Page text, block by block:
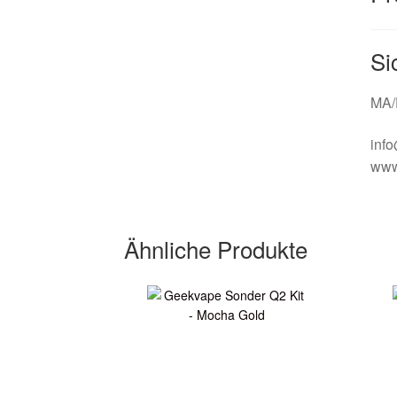
Ähnliche Produkte